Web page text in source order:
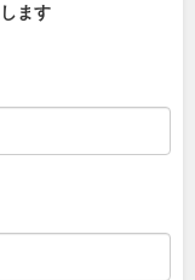
ます